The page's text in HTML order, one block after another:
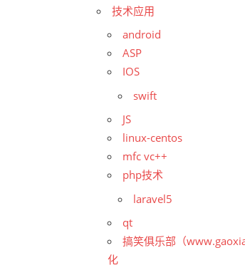
技术应用
android
ASP
IOS
swift
JS
linux-centos
mfc vc++
php技术
laravel5
qt
搞笑俱乐部（
化